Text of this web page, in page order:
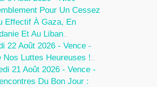
Pour Un Cessez
Effectif À Gaza, En
Et Au Liban
22 Août 2026 - Vence -
Nos Luttes Heureuses !
21 Août 2026 - Vence -
Du Bon Jour :